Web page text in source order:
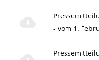
- vom 1.